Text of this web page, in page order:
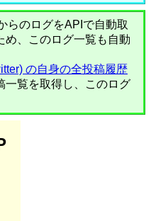
らのログをAPIで自動取
め、このログ一覧も自動
の自身の全投稿履歴
一覧を取得し、このログ